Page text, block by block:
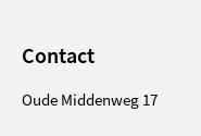
Contact
Oude Middenweg 17